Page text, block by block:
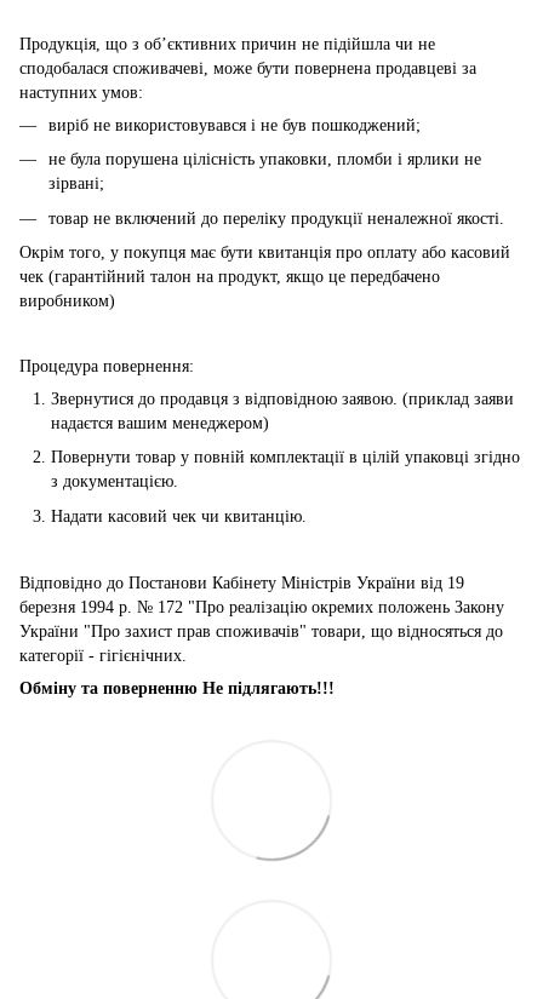
Продукція, що з об’єктивних причин не підійшла чи не
сподобалася споживачеві, може бути повернена продавцеві за
наступних умов:
виріб не використовувався і не був пошкоджений;
не була порушена цілісність упаковки, пломби і ярлики не
зірвані;
товар не включений до переліку продукції неналежної якості.
Окрім того, у покупця має бути квитанція про оплату або касовий
чек (гарантійний талон на продукт, якщо це передбачено
виробником)
Процедура повернення:
Звернутися до продавця з відповідною заявою. (приклад заяви
надаєтся вашим менеджером)
Повернути товар у повній комплектації в цілій упаковці згідно
з документацією.
Надати касовий чек чи квитанцію.
Відповідно до Постанови Кабінету Міністрів України від 19
березня 1994 р. № 172 "Про реалізацію окремих положень Закону
України "Про захист прав споживачів" товари, що відносяться до
категорії - гігієнічних.
Обміну та поверненню Не підлягають!!!